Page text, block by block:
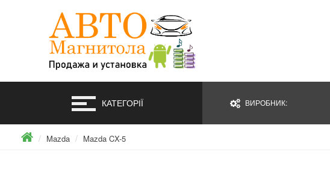
КАТЕГОРІЇ ВИРОБНИК:
Mazda Mazda CX-5